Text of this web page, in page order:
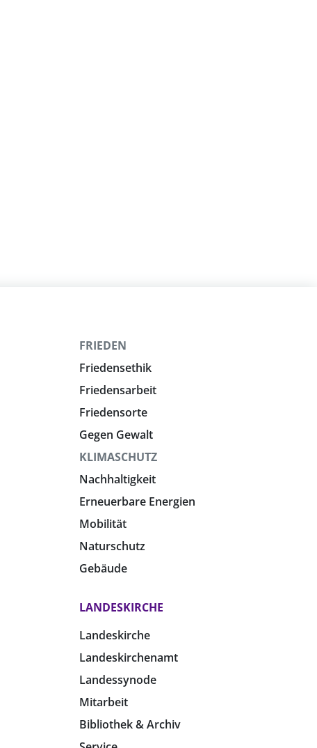
FRIEDEN
Friedensethik
Friedensarbeit
Friedensorte
Gegen Gewalt
KLIMASCHUTZ
Nachhaltigkeit
Erneuerbare Energien
Mobilität
Naturschutz
Gebäude
LANDESKIRCHE
Landeskirche
Landeskirchenamt
Landessynode
Mitarbeit
Bibliothek & Archiv